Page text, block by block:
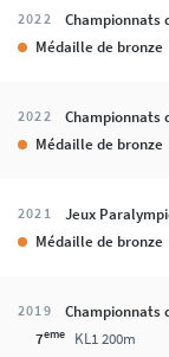
2022 Championnats
Médaille de bronze
2022 Championnats
Médaille de bronze
2021 Jeux
Médaille de bronze
2019 Championnats
7eme KL1 200m